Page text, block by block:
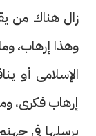
زال هناك من
وهذا إرهاب،
الإسلامى أو
إرهاب فكرى،
يرسلها فى